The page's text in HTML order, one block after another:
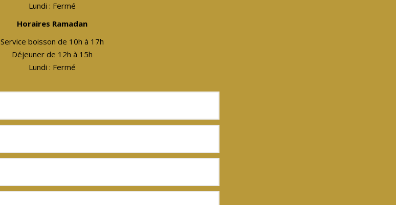
Lundi : Fermé
Horaires Ramadan
Service boisson de 10h à 17h
Déjeuner de 12h à 15h
Lundi : Fermé